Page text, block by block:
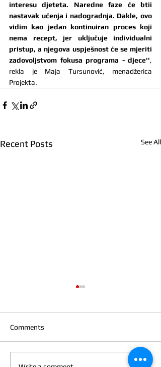
interesu djeteta. Naredne faze će btii
nastavak učenja i nadogradnja. Dakle, ovo
vidim kao jedan kontinuiran proces koji
nema recept, jer uključuje individualni
pristup, a njegova uspješnost će se mjeriti
zadovoljstvom fokusa programa - djece'',
rekla je Maja Tursunović, menadžerica
Projekta.
Recent Posts See All
Comments